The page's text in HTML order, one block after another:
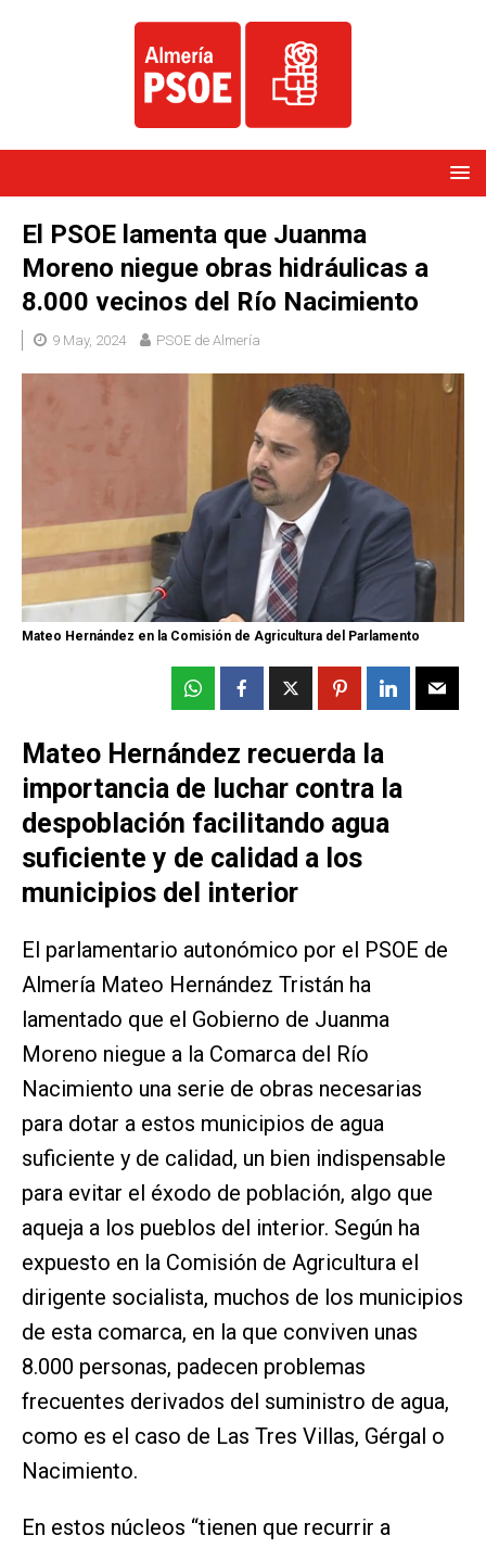
El PSOE lamenta que Juanma
Moreno niegue obras hidráulicas a
8.000 vecinos del Río Nacimiento
9 May, 2024 PSOE de Almería
Mateo Hernández en la Comisión de Agricultura del Parlamento
Mateo Hernández recuerda la
importancia de luchar contra la
despoblación facilitando agua
suficiente y de calidad a los
municipios del interior
El parlamentario autonómico por el PSOE de
Almería Mateo Hernández Tristán ha
lamentado que el Gobierno de Juanma
Moreno niegue a la Comarca del Río
Nacimiento una serie de obras necesarias
para dotar a estos municipios de agua
suficiente y de calidad, un bien indispensable
para evitar el éxodo de población, algo que
aqueja a los pueblos del interior. Según ha
expuesto en la Comisión de Agricultura el
dirigente socialista, muchos de los municipios
de esta comarca, en la que conviven unas
8.000 personas, padecen problemas
frecuentes derivados del suministro de agua,
como es el caso de Las Tres Villas, Gérgal o
Nacimiento.
En estos núcleos “tienen que recurrir a